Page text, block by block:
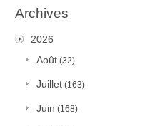
Archives
2026
Août (32)
Juillet (163)
Juin (168)